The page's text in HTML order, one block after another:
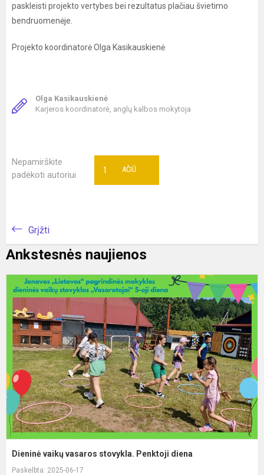
paskleisti projekto vertybes bei rezultatus plačiau švietimo
bendruomenėje.
Projekto koordinatorė Olga Kasikauskienė
Olga Kasikauskienė
Karjeros koordinatorė, anglų kalbos mokytoja
Nepamirškite
padėkoti autoriui
AČIŪ
1
Grįžti
Ankstesnės naujienos
Dieninė vaikų vasaros stovykla. Penktoji diena
Paskelbta: 2025-06-17